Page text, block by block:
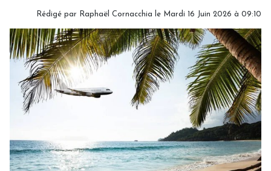
Rédigé par Raphaël Cornacchia le Mardi 16 Juin 2026 à 09:10